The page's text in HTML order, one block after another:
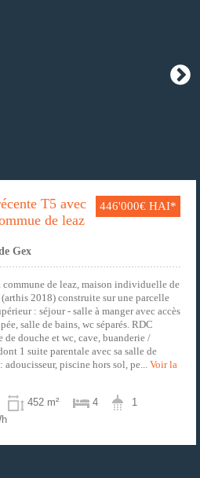
446'000€ HAI*
T5 avec
de leaz
Gex
commune de leaz, maison individuelle de
2018) construite sur une parcelle
: séjour - salle à manger avec accès
salle de bains, wc séparés. RDC
de douche et wc, cave, buanderie /
1 suite parentale avec sa salle de
piscine hors sol, pe... Voir la
452 m² 4
1